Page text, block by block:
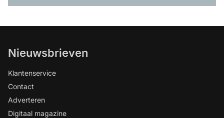
Nieuwsbrieven
Klantenservice
Contact
Adverteren
Digitaal magazine